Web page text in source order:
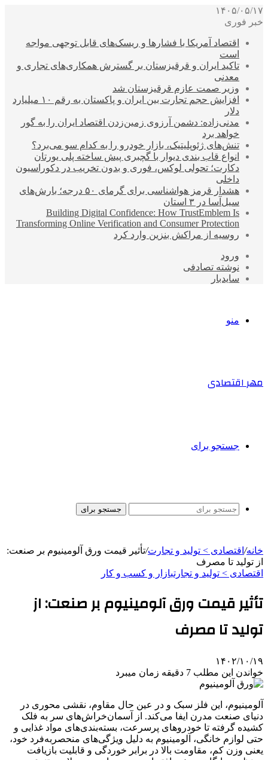
۱۴۰۵/۰۵/۱۷
خبر فوری
اقتصاد آمریکا با فشارها و ریسک‌های قابل توجهی مواجه
است
تاکید ایران و قرقیزستان بر گسترش همکاری‌های تجاری و
معدنی
وزیر صمت عازم قرقیزستان شد
افزایش حجم تجارت بین ایران و پاکستان به رقم ۱۰ میلیارد
دلار
مدنی‌زاده: دشمن آرزوی زمین‌زدن اقتصاد ایران را به گور
خواهد برد
تنش‌های ژئوپلیتیک، بازار خودرو را به کدام سو می‌برد؟
انواع قاب بندی دیوار با گچبری پیش ساخته پلی یورتان
دکارت؛ تحولی لوکس، فوری و بدون تخریب در دکوراسیون
داخلی
هشدار قرمز هواشناسی برای گرمای ۵۰ درجه؛ بارش‌های
سیل‌آسا در ۳ استان
Building Digital Confidence: How TrustEmblem Is
Transforming Online Verification and Consumer Protection
روسیه از مراکش بنزین وارد کرد
ورود
نوشته تصادفی
سایدبار
منو
مهر اقتصادی
جستجو برای
جستجو برای
خانه/ اقتصادی > تولید و تجارت/تأثیر قیمت ورق آلومینیوم بر صنعت:
از تولید تا مصرف
اقتصادی > تولید و تجارتبازار و کسب و کار
تأثیر قیمت ورق آلومینیوم بر صنعت: از
تولید تا مصرف
۱۴۰۲/۱۰/۱۹
خواندن این مطلب 7 دقیقه زمان میبرد
آلومینیوم، این فلز سبک و در عین حال مقاوم، نقشی محوری در
دنیای صنعت مدرن ایفا می‌کند. از آسمان‌خراش‌های سر به فلک
کشیده گرفته تا خودروهای پرسرعت، بسته‌بندی‌های مواد غذایی و
حتی لوازم خانگی، آلومینیوم به دلیل ویژگی‌های منحصربه‌فرد خود،
یعنی وزن کم، مقاومت بالا در برابر خوردگی و قابلیت بازیافت